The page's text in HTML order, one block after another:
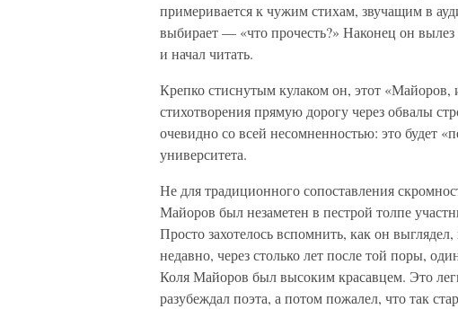
примеривается к чужим стихам, звучащим в
выбирает — «что прочесть?» Наконец он вылез
и начал читать.
Крепко стиснутым кулаком он, этот
стихотворения прямую дорогу через обвалы
очевидно со всей несомненностью: это будет
университета.
Не для традиционного сопоставления
Майоров был незаметен в пестрой толпе
Просто захотелось вспомнить, как он
недавно, через столько лет после той поры,
Коля Майоров был высоким красавцем. Это
разубеждал поэта, а потом пожалел, что так